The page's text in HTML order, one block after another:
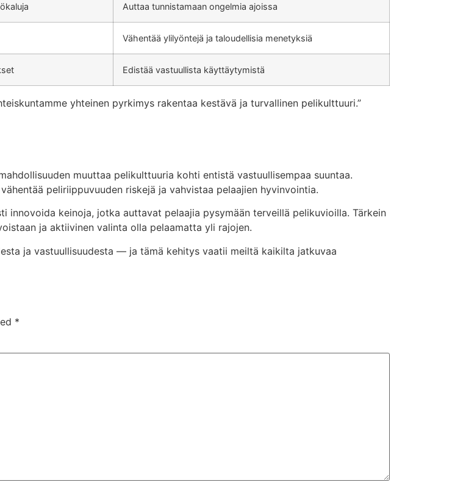
Auttaa tunnistamaan ongelmia ajoissa
Vähentää ylilyöntejä ja taloudellisia menetyksiä
Edistää vastuullista käyttäytymistä
yhteinen pyrkimys rakentaa kestävä ja turvallinen pelikulttuuri.”
muuttaa pelikulttuuria kohti entistä vastuullisempaa suuntaa.
peliriippuvuuden riskejä ja vahvistaa pelaajien hyvinvointia.
keinoja, jotka auttavat pelaajia pysymään terveillä pelikuvioilla. Tärkein
ja aktiivinen valinta olla pelaamatta yli rajojen.
ja vastuullisuudesta — ja tämä kehitys vaatii meiltä kaikilta jatkuvaa
*